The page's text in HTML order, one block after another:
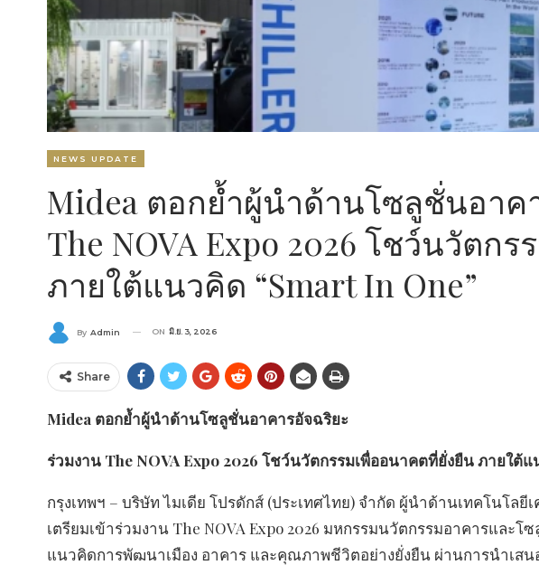
NEWS UPDATE
Midea ตอกย้ำผู้นำด้านโซลูชั่นอาค
The NOVA Expo 2026 โชว์นวัตก
ภายใต้แนวคิด “Smart In One”
By Admin ON มิ.ย. 3, 2026
Share
Midea ตอกย้ำผู้นำด้านโซลูชั่นอาคารอัจฉริยะ
ร่วมงาน The NOVA Expo 2026 โชว์นวัตกรรมเพื่ออนาคตที่ยั่งยืน ภายใต้แ
กรุงเทพฯ – บริษัท ไมเดีย โปรดักส์ (ประเทศไทย) จำกัด ผู้นำด้านเทคโนโล
เตรียมเข้าร่วมงาน The NOVA Expo 2026 มหกรรมนวัตกรรมอาคารและ
แนวคิดการพัฒนาเมือง อาคาร และคุณภาพชีวิตอย่างยั่งยืน ผ่านการนำเส